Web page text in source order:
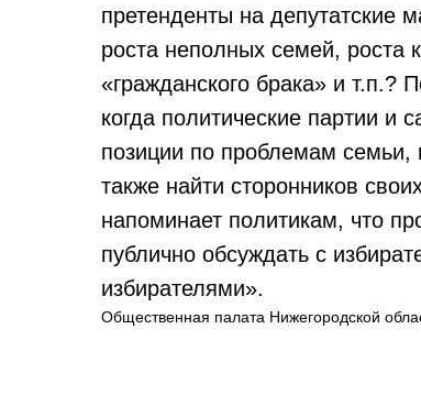
претенденты на депутатские
роста неполных семей, роста
«гражданского брака» и т.п.?
когда политические партии и
позиции по проблемам семьи,
также найти сторонников
напоминает политикам, что
публично обсуждать с
избирателями».
Общественная палата Нижегородской